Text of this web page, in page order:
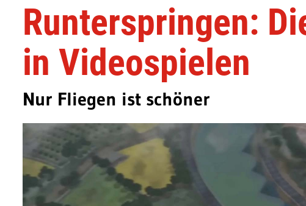
Runterspringen:
in Videospielen
Nur Fliegen ist schöner